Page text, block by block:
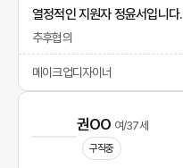
열정적인 지원자 정윤서입니다.
추후협의
메이크업디자이너
권OO 여/37세
구직중